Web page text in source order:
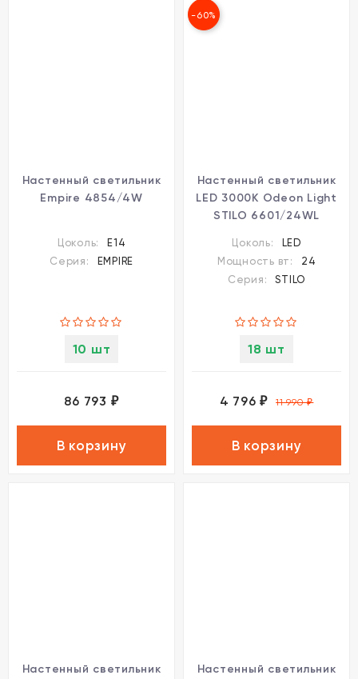
Настенный светильник
Empire 4854/4W
Цоколь:
E14
Серия:
EMPIRE
10 шт
86 793 ₽
В корзину
-60%
Настенный светильник
LED 3000K Odeon Light
STILO 6601/24WL
Цоколь:
LED
Мощность вт:
24
Серия:
STILO
18 шт
4 796₽ 11 990₽
В корзину
Настенный светильник Настенный светильник